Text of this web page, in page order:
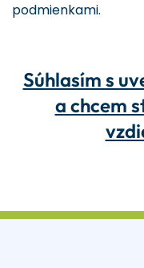
podmienkami.
Súhlasím s
a chcem